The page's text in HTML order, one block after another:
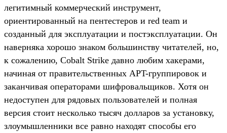
легитимный коммерческий инструмент,
ориентированный на пентестеров и red team и
созданный для эксплуатации и постэксплуатации. Он
наверняка хорошо знаком большинству читателей, но,
к сожалению, Cobalt Strike давно любим хакерами,
начиная от правительственных APT-группировок и
заканчивая операторами шифровальщиков. Хотя он
недоступен для рядовых пользователей и полная
версия стоит несколько тысяч долларов за установку,
злоумышленники все равно находят способы его